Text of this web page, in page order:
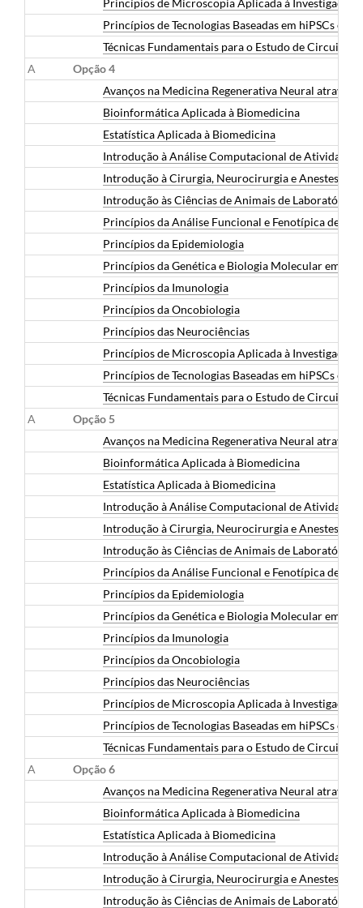
Princípios de Microscopia Aplicada à Investigação
Princípios de Tecnologias Baseadas em hiPSCs e
Técnicas Fundamentais para o Estudo de Circuitos
A
Opção 4
Avanços na Medicina Regenerativa Neural através
Bioinformática Aplicada à Biomedicina
Estatística Aplicada à Biomedicina
Introdução à Análise Computacional de Atividade
Introdução à Cirurgia, Neurocirurgia e Anestesia
Introdução às Ciências de Animais de Laboratório
Princípios da Análise Funcional e Fenotípica de
Princípios da Epidemiologia
Princípios da Genética e Biologia Molecular em
Princípios da Imunologia
Princípios da Oncobiologia
Princípios das Neurociências
Princípios de Microscopia Aplicada à Investigação
Princípios de Tecnologias Baseadas em hiPSCs e
Técnicas Fundamentais para o Estudo de Circuitos
A
Opção 5
Avanços na Medicina Regenerativa Neural através
Bioinformática Aplicada à Biomedicina
Estatística Aplicada à Biomedicina
Introdução à Análise Computacional de Atividade
Introdução à Cirurgia, Neurocirurgia e Anestesia
Introdução às Ciências de Animais de Laboratório
Princípios da Análise Funcional e Fenotípica de
Princípios da Epidemiologia
Princípios da Genética e Biologia Molecular em
Princípios da Imunologia
Princípios da Oncobiologia
Princípios das Neurociências
Princípios de Microscopia Aplicada à Investigação
Princípios de Tecnologias Baseadas em hiPSCs e
Técnicas Fundamentais para o Estudo de Circuitos
A
Opção 6
Avanços na Medicina Regenerativa Neural através
Bioinformática Aplicada à Biomedicina
Estatística Aplicada à Biomedicina
Introdução à Análise Computacional de Atividade
Introdução à Cirurgia, Neurocirurgia e Anestesia
Introdução às Ciências de Animais de Laboratório